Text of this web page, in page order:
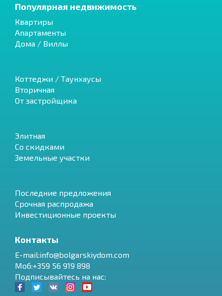
Популярная недвижимость
Квартиры
Апартаменты
Дома / Виллы
Коттеджи / Таунхаусы
Вторичная
От застройщика
Элитная
Со скидками
Земельные участки
Последние предложения
Срочная распродажа
Инвестиционные проекты
Контакты
E-mail:info@bolgarskiydom.com
Моб:+359 56 919 898
Подписывайтесь на нас: